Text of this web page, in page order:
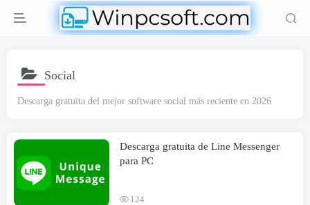
Social
Descarga gratuita del mejor software social más reciente en 2026
Descarga gratuita de Line Messenger
para PC
124